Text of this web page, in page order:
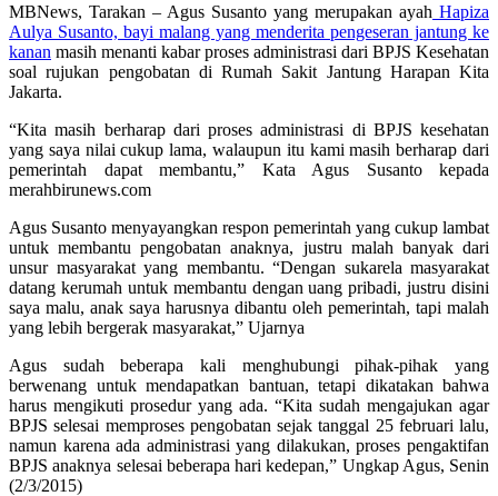
MBNews, Tarakan – Agus Susanto yang merupakan ayah Hapiza
Aulya Susanto, bayi malang yang menderita pengeseran jantung ke
kanan masih menanti kabar proses administrasi dari BPJS Kesehatan
soal rujukan pengobatan di Rumah Sakit Jantung Harapan Kita
Jakarta.
“Kita masih berharap dari proses administrasi di BPJS kesehatan
yang saya nilai cukup lama, walaupun itu kami masih berharap dari
pemerintah dapat membantu,” Kata Agus Susanto kepada
merahbirunews.com
Agus Susanto menyayangkan respon pemerintah yang cukup lambat
untuk membantu pengobatan anaknya, justru malah banyak dari
unsur masyarakat yang membantu. “Dengan sukarela masyarakat
datang kerumah untuk membantu dengan uang pribadi, justru disini
saya malu, anak saya harusnya dibantu oleh pemerintah, tapi malah
yang lebih bergerak masyarakat,” Ujarnya
Agus sudah beberapa kali menghubungi pihak-pihak yang
berwenang untuk mendapatkan bantuan, tetapi dikatakan bahwa
harus mengikuti prosedur yang ada. “Kita sudah mengajukan agar
BPJS selesai memproses pengobatan sejak tanggal 25 februari lalu,
namun karena ada administrasi yang dilakukan, proses pengaktifan
BPJS anaknya selesai beberapa hari kedepan,” Ungkap Agus, Senin
(2/3/2015)